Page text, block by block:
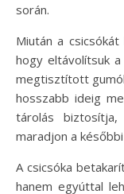
során.
Miután a
hogy eltávolítsuk
megtisztított
hosszabb ideig
tárolás
maradjon a
A csicsóka
hanem egyúttal